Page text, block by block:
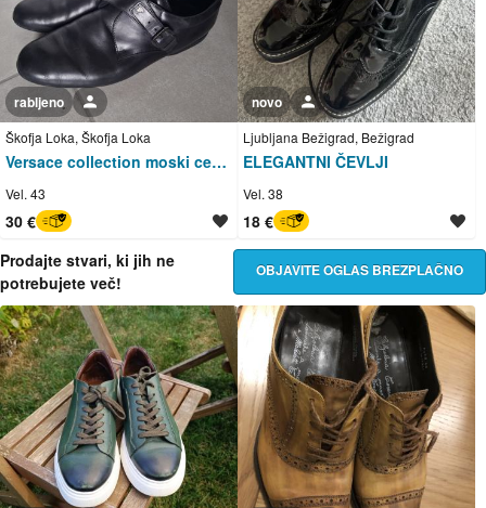
Versace collection moski cevlje stevilka 43
Škofja Loka, Škofja Loka
rabljeno
Vel. 43
30 €
ELEGANTNI ČEVLJI
Ljubljana Bežigrad, Bežigrad
novo
Vel. 38
18 €
Prodajte stvari, ki jih ne
potrebujete več!
OBJAVITE OGLAS BREZPLAČNO